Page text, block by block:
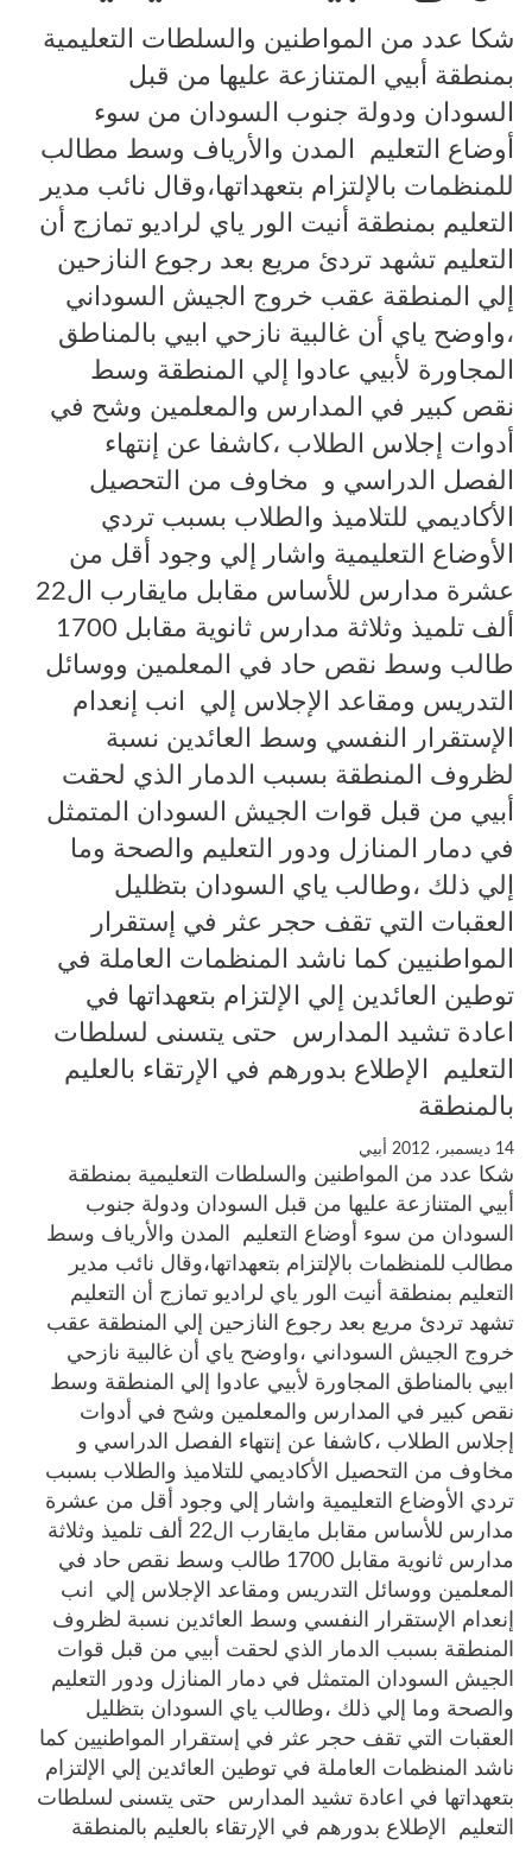
شكا عدد من المواطنين والسلطات التعليمية
بمنطقة أبيي المتنازعة عليها من قبل
السودان ودولة جنوب السودان من سوء
أوضاع التعليم المدن والأرياف وسط مطالب
للمنظمات بالإلتزام بتعهداتها،وقال نائب مدير
التعليم بمنطقة أنيت الور ياي لراديو تمازج أن
التعليم تشهد تردئ مريع بعد رجوع النازحين
إلي المنطقة عقب خروج الجيش السوداني
،واوضح ياي أن غالبية نازحي ابيي بالمناطق
المجاورة لأبيي عادوا إلي المنطقة وسط
نقص كبير في المدارس والمعلمين وشح في
أدوات إجلاس الطلاب ،كاشفا عن إنتهاء
الفصل الدراسي و مخاوف من التحصيل
الأكاديمي للتلاميذ والطلاب بسبب تردي
الأوضاع التعليمية واشار إلي وجود أقل من
عشرة مدارس للأساس مقابل مايقارب ال22
ألف تلميذ وثلاثة مدارس ثانوية مقابل 1700
طالب وسط نقص حاد في المعلمين ووسائل
التدريس ومقاعد الإجلاس إلي انب إنعدام
الإستقرار النفسي وسط العائدين نسبة
لظروف المنطقة بسبب الدمار الذي لحقت
أبيي من قبل قوات الجيش السودان المتمثل
في دمار المنازل ودور التعليم والصحة وما
إلي ذلك ،وطالب ياي السودان بتظليل
العقبات التي تقف حجر عثر في إستقرار
المواطنيين كما ناشد المنظمات العاملة في
توطين العائدين إلي الإلتزام بتعهداتها في
اعادة تشيد المدارس حتى يتسنى لسلطات
التعليم الإطلاع بدورهم في الإرتقاء بالعليم
بالمنطقة
14 ديسمبر، 2012 أبيي
شكا عدد من المواطنين والسلطات التعليمية بمنطقة
أبيي المتنازعة عليها من قبل السودان ودولة جنوب
السودان من سوء أوضاع التعليم المدن والأرياف وسط
مطالب للمنظمات بالإلتزام بتعهداتها،وقال نائب مدير
التعليم بمنطقة أنيت الور ياي لراديو تمازج أن التعليم
تشهد تردئ مريع بعد رجوع النازحين إلي المنطقة عقب
خروج الجيش السوداني ،واوضح ياي أن غالبية نازحي
ابيي بالمناطق المجاورة لأبيي عادوا إلي المنطقة وسط
نقص كبير في المدارس والمعلمين وشح في أدوات
إجلاس الطلاب ،كاشفا عن إنتهاء الفصل الدراسي و
مخاوف من التحصيل الأكاديمي للتلاميذ والطلاب بسبب
تردي الأوضاع التعليمية واشار إلي وجود أقل من عشرة
مدارس للأساس مقابل مايقارب ال22 ألف تلميذ وثلاثة
مدارس ثانوية مقابل 1700 طالب وسط نقص حاد في
المعلمين ووسائل التدريس ومقاعد الإجلاس إلي انب
إنعدام الإستقرار النفسي وسط العائدين نسبة لظروف
المنطقة بسبب الدمار الذي لحقت أبيي من قبل قوات
الجيش السودان المتمثل في دمار المنازل ودور التعليم
والصحة وما إلي ذلك ،وطالب ياي السودان بتظليل
العقبات التي تقف حجر عثر في إستقرار المواطنيين كما
ناشد المنظمات العاملة في توطين العائدين إلي الإلتزام
بتعهداتها في اعادة تشيد المدارس حتى يتسنى لسلطات
التعليم الإطلاع بدورهم في الإرتقاء بالعليم بالمنطقة